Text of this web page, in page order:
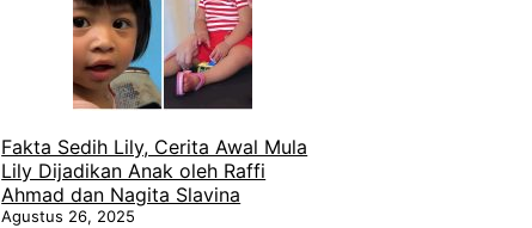
Fakta Sedih Lily, Cerita Awal Mula
Lily Dijadikan Anak oleh Raffi
Ahmad dan Nagita Slavina
Agustus 26, 2025